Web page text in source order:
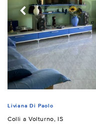
Liviana Di Paolo
Colli a Volturno, IS